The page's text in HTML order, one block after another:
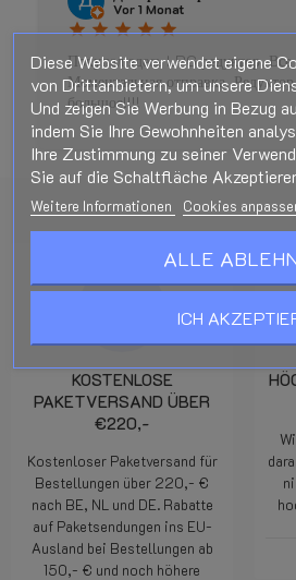
Vor 1 Monat
starstarstarstarstar
Покупал здесь LPG редуктор. Все
Моментальная отправка.
большое!!!!
KOSTENLOSE
PAKETVERSAND ÜBER
€220,-
Kostenloser Paketversand für
Bestellungen über 220,- €
nach BE, NL und DE. Rabatte
auf Paketsendungen ins EU-
Ausland bei Bestellungen ab
150,- € und noch höhere
Diese Website verwendet eigene
von Drittanbietern, um unsere
Und zeigen Sie Werbung in Bezug
indem Sie Ihre Gewohnheiten
Ihre Zustimmung zu seiner
Sie auf die Schaltfläche
Weitere Informationen Cookies
ALLE
ICH